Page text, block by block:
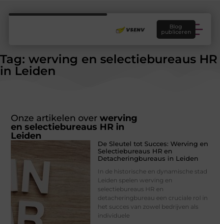
Blog
publiceren
Tag: werving en selectiebureaus HR
in Leiden
Onze artikelen overwerving
en selectiebureaus HR in
Leiden
De Sleutel tot Succes: Werving en
Selectiebureaus HR en
Detacheringbureaus in Leiden
In de historische en dynamische stad
Leiden spelen werving en
selectiebureaus HR en
detacheringbureau een cruciale rol in
het succes van zowel bedrijven als
individuele